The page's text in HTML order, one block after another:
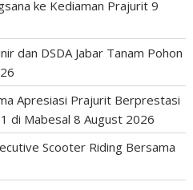
ke Kediaman Prajurit 9
dan DSDA Jabar Tanam Pohon
Apresiasi Prajurit Berprestasi
di Mabesal 8 August 2026
Scooter Riding Bersama